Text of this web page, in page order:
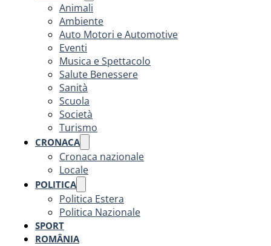
Animali
Ambiente
Auto Motori e Automotive
Eventi
Musica e Spettacolo
Salute Benessere
Sanità
Scuola
Società
Turismo
CRONACA
Cronaca nazionale
Locale
POLITICA
Politica Estera
Politica Nazionale
SPORT
ROMÂNIA